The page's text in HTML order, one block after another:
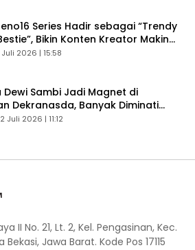
Series Hadir sebagai “Trendy
Bikin Konten Kreator Makin
2026 | 15:58
Sambi Jadi Magnet di
Dekranasda, Banyak Diminati
Juli 2026 | 11:12
II No. 21, Lt. 2, Kel. Pengasinan, Kec.
Jawa Barat. Kode Pos 17115